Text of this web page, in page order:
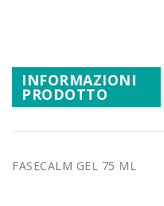
immagini
INFORMAZIONI
PRODOTTO
FASECALM GEL 75 ML